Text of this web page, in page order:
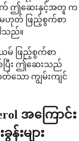
တွက် ဤဆေးနှင့်အတူ က
ဟုတ် ဖြည့်စွက်စာ
သည်။
မ် ဖြည့်စွက်စာ
ပြီး ဤဆေးသည်
သော ကျွမ်းကျင်
အကြောင်း
းများ